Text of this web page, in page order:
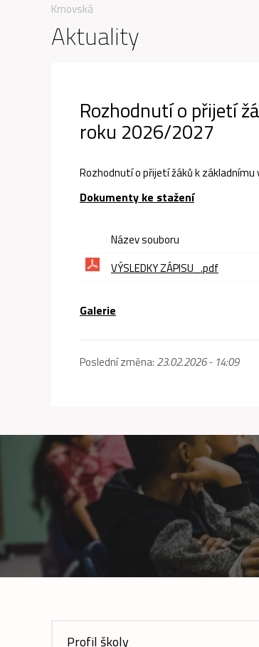
Krnovská
Aktuality
Rozhodnutí o přijetí
roku 2026/2027
Rozhodnutí o přijetí žáků k
Dokumenty ke stažení
Název souboru
VÝSLEDKY ZÁPISU_.pdf
Galerie
Poslední změna: 23.02.2026 - 14:09
Profil školy